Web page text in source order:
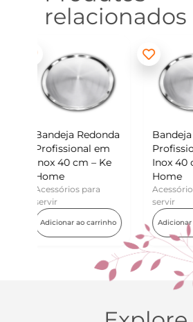
relacionados
Bandeja Redonda
Profissional em
Inox 40 cm – Ke
Home
Acessórios para
Adicionar ao carrinho